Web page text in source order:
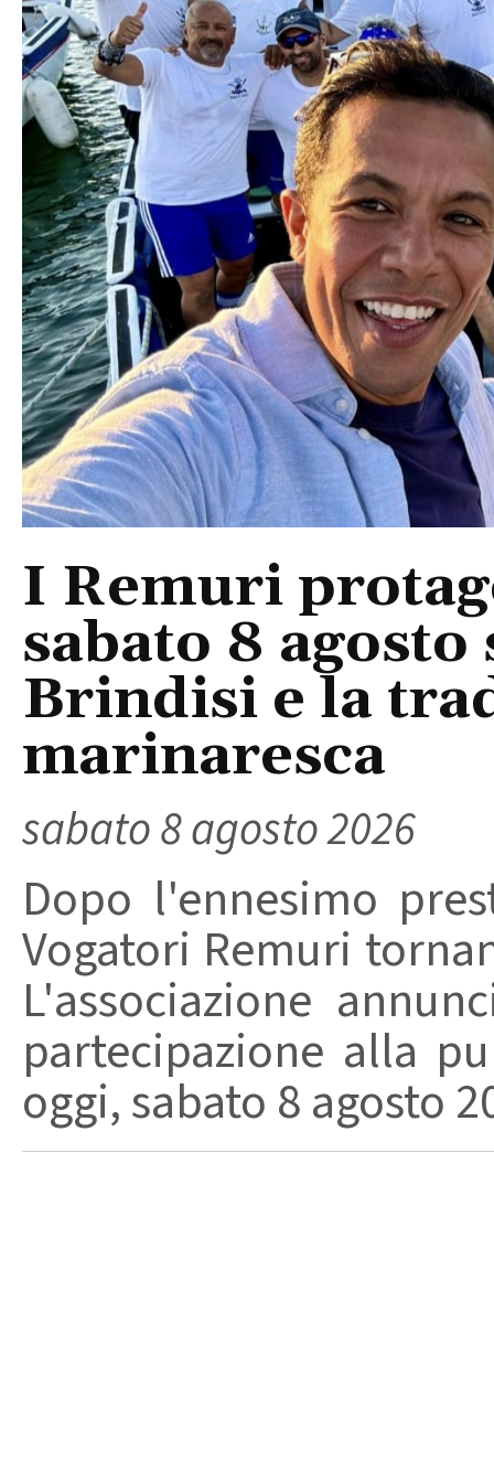
I Remuri
sabato 8
Brindisi e la
marinaresca
sabato 8 agosto 2026
Dopo l'ennesimo
Vogatori Remuri
L'associazione
partecipazione alla
oggi, sabato 8 agosto